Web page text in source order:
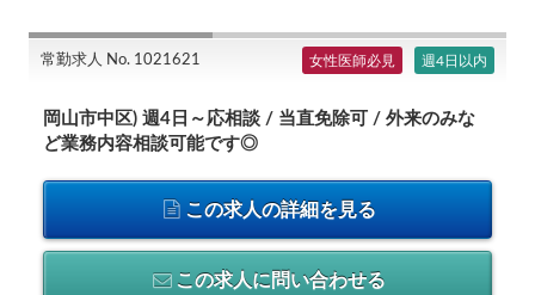
常勤求人 No. 1021621 女性医師必見 週4日以内
岡山市中区) 週4日～応相談 / 当直免除可 / 外来のみな
ど業務内容相談可能です◎
この求人の詳細を見る
この求人に問い合わせる